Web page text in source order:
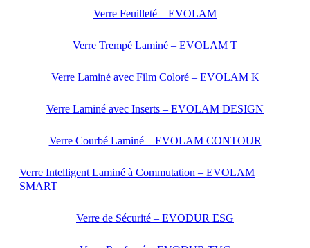
Verre Feuilleté – EVOLAM
Verre Trempé Laminé – EVOLAM T
Verre Laminé avec Film Coloré – EVOLAM K
Verre Laminé avec Inserts – EVOLAM DESIGN
Verre Courbé Laminé – EVOLAM CONTOUR
Verre Intelligent Laminé à Commutation – EVOLAM
SMART
Verre de Sécurité – EVODUR ESG